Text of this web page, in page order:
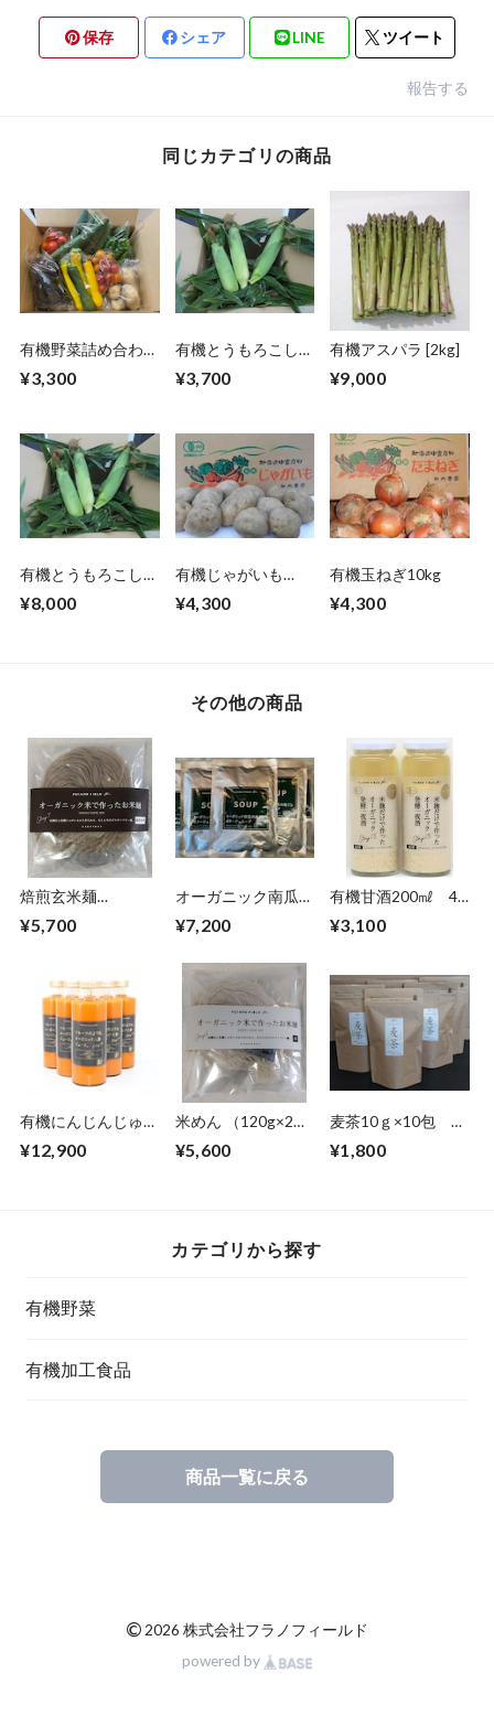
保存 シェア LINE ツイート
報告する
同じカテゴリの商品
有機野菜詰め合わ
¥3,300
有機とうもろこし
¥3,700
有機アスパラ [2kg]
¥9,000
有機とうもろこし
¥8,000
有機じゃがいも
¥4,300
有機玉ねぎ10kg
¥4,300
その他の商品
焙煎玄米麺
¥5,700
オーガニック南瓜を
タージュ16袋
¥7,200
有機甘酒200㎖ 4
¥3,100
有機にんじんじゅー
¥12,900
米めん （120g×2
¥5,600
麦茶10ｇ×10包 3
¥1,800
カテゴリから探す
有機野菜
有機加工食品
商品一覧に戻る
© 2026 株式会社フラノフィールド
powered by